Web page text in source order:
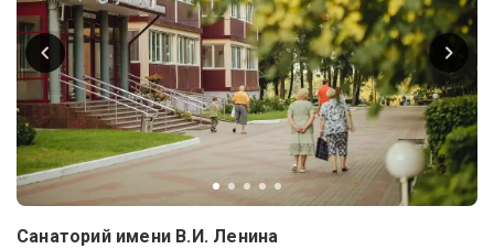
Санаторий имени В.И. Ленина